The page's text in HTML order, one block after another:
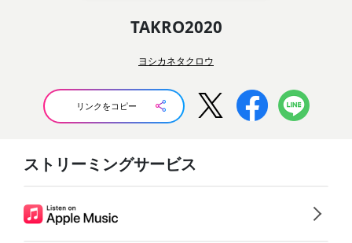
TAKRO2020
ヨシカネタクロウ
リンクをコピー
ストリーミングサービス